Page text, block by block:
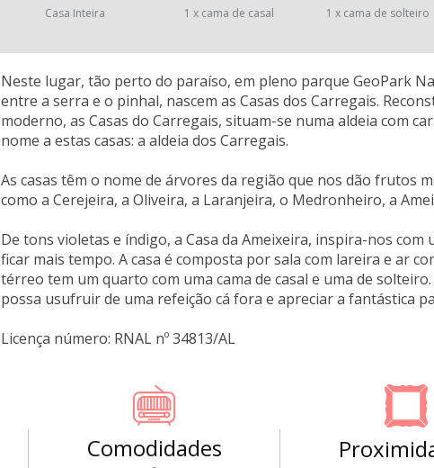
Casa Inteira 1 x cama de casal 1 x cama de solteiro
Neste lugar, tão perto do paraíso, em pleno parque GeoPark
entre a serra e o pinhal, nascem as Casas dos Carregais.
moderno, as Casas do Carregais, situam-se numa aldeia com
nome a estas casas: a aldeia dos Carregais.
As casas têm o nome de árvores da região que nos dão frutos
como a Cerejeira, a Oliveira, a Laranjeira, o Medronheiro, a
De tons violetas e índigo, a Casa da Ameixeira, inspira-nos
ficar mais tempo. A casa é composta por sala com lareira e ar
térreo tem um quarto com uma cama de casal e uma de
possa usufruir de uma refeição cá fora e apreciar a fantástica
Licença número: RNAL nº 34813/AL
Comodidades